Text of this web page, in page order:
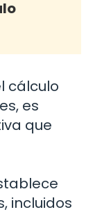
cálculo
es
que
incluidos